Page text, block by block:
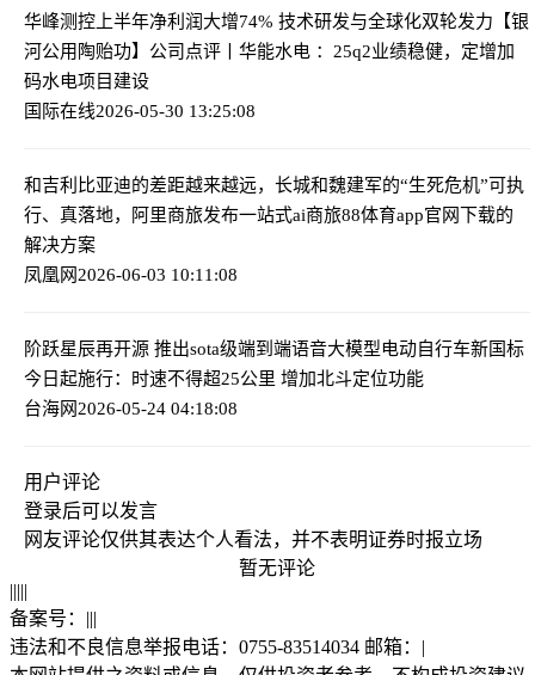
华峰测控上半年净利润大增74% 技术研发与全球化双轮发力 【银
河公用陶贻功】公司点评丨华能水电 ：25q2业绩稳健，定增加
码水电项目建设
国际在线2026-05-30 13:25:08
和吉利比亚迪的差距越来越远，长城和魏建军的“生死危机”可执
行、真落地，阿里商旅发布一站式ai商旅88体育app官网下载的
解决方案
凤凰网2026-06-03 10:11:08
阶跃星辰再开源 推出sota级端到端语音大模型电动自行车新国标
今日起施行：时速不得超25公里 增加北斗定位功能
台海网2026-05-24 04:18:08
用户评论
登录后可以发言
网友评论仅供其表达个人看法，并不表明证券时报立场
暂无评论
|||||
备案号： |||
违法和不良信息举报电话：0755-83514034 邮箱： |